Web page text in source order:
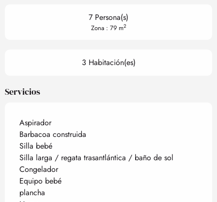
7 Persona(s)
Zona : 79 m2
3 Habitación(es)
Servicios
Aspirador
Barbacoa construida
Silla bebé
Silla larga / regata trasantlántica / baño de sol
Congelador
Equipo bebé
plancha